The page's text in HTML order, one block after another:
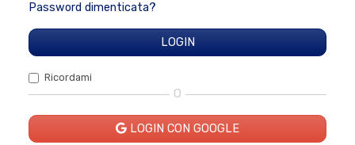
Password dimenticata?
Ricordami
O
LOGIN CON GOOGLE